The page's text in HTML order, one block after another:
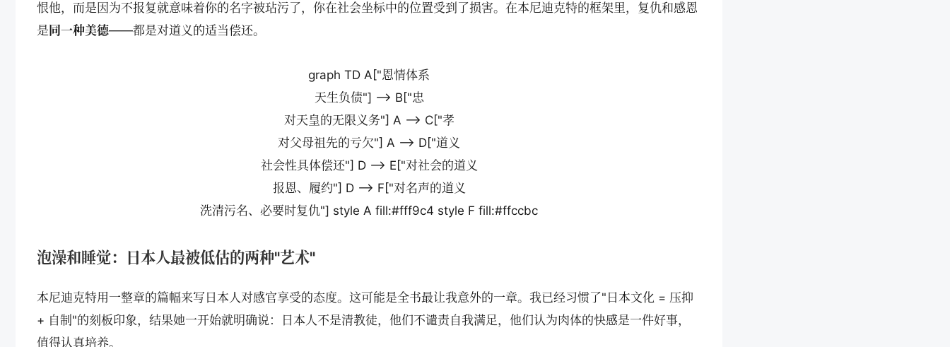
恨他，而是因为不报复就意味着你的名字被玷污了，你在社会坐标中的位置受到了损害。在本尼迪克特的框架里，复仇和感恩
是 同一种美德——都是对道义的适当偿还。
graph TD A["恩情体系
天生负债"] --> B["忠
对天皇的无限义务"] A --> C["孝
对父母祖先的亏欠"] A --> D["道义
社会性具体偿还"] D --> E["对社会的道义
报恩、履约"] D --> F["对名声的道义
洗清污名、必要时复仇"] style A fill:#fff9c4 style F fill:#ffccbc
泡澡和睡觉：日本人最被低估的两种"艺术"
本尼迪克特用一整章的篇幅来写日本人对感官享受的态度。这可能是全书最让我意外的一章。我已经习惯了"日本文化 = 压抑
+ 自制"的刻板印象，结果她一开始就明确说：日本人不是清教徒，他们不谴责自我满足，他们认为肉体的快感是一件好事，
值得认真培养。